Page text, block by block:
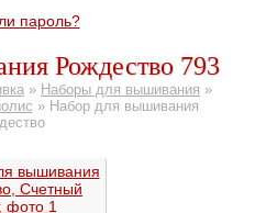
пароль?
Рождество 793
» Наборы для вышивания »
» Набор для вышивания